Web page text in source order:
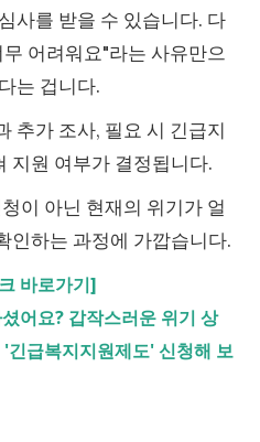
사를 받을 수 있습니다. 다
어려워요"라는 사유만으
는 겁니다.
추가 조사, 필요 시 긴급지
지원 여부가 결정됩니다.
이 아닌 현재의 위기가 얼
인하는 과정에 가깝습니다.
바로가기]
어요? 갑작스러운 위기 상
긴급복지지원제도' 신청해 보